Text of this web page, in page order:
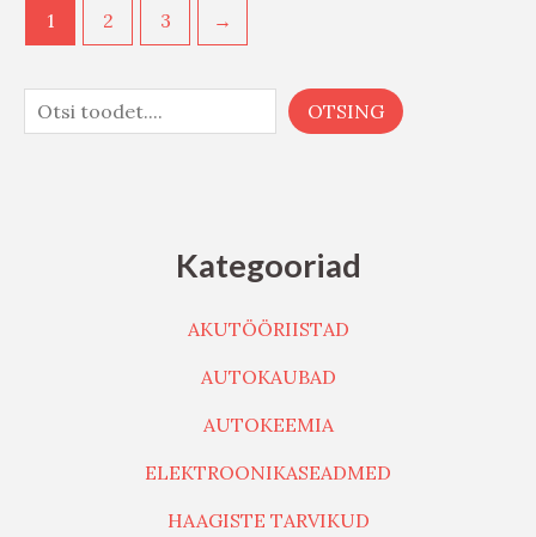
OTSING
Kategooriad
AKUTÖÖRIISTAD
AUTOKAUBAD
AUTOKEEMIA
ELEKTROONIKASEADMED
HAAGISTE TARVIKUD
1 2 3 →